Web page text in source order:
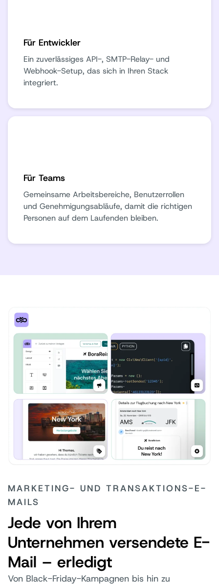
Für Entwickler
Ein zuverlässiges API-, SMTP-Relay- und
Webhook-Setup, das sich in Ihren Stack
integriert.
Für Teams
Gemeinsame Arbeitsbereiche, Benutzerrollen
und Genehmigungsabläufe, damit die richtigen
Personen auf dem Laufenden bleiben.
MARKETING- UND TRANSAKTIONS-E-
MAILS
Jede von Ihrem
Unternehmen versendete E-
Mail – erledigt
Von Black-Friday-Kampagnen bis hin zu